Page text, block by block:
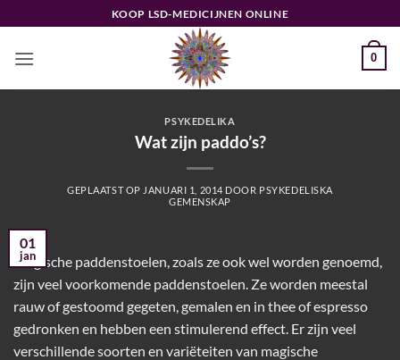
naar
inhoud
KOOP LSD-MEDICIJNEN ONLINE
0
PSYKEDELIKA
Wat zijn paddo’s?
GEPLAATST OP JANUARI 1, 2014 DOOR PSYKEDELISKA
GEMENSKAP
01
jan
Magische paddenstoelen, zoals ze ook wel worden genoemd,
zijn veel voorkomende paddenstoelen. Ze worden meestal
rauw of gestoomd gegeten, gemalen en in thee of espresso
gedronken en hebben een stimulerend effect. Er zijn veel
verschillende soorten en variëteiten van magische